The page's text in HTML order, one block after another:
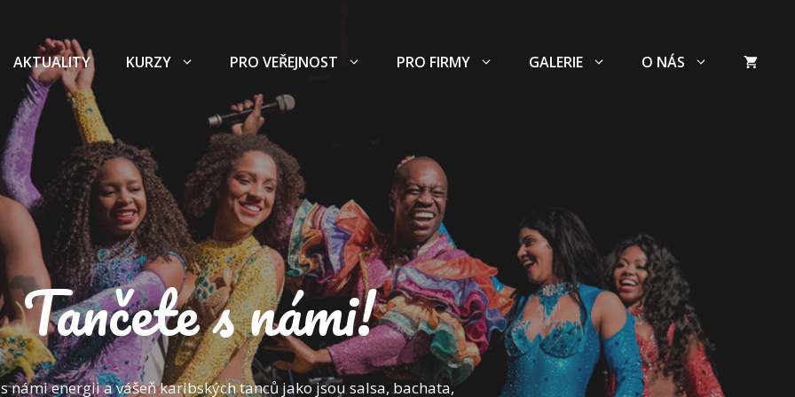
AKTUALITY KURZY PRO VEŘEJNOST PRO FIRMY GALERIE O NÁS
Tančete s námi!
námi energii a vášeň karibských tanců jako jsou salsa, bachata,